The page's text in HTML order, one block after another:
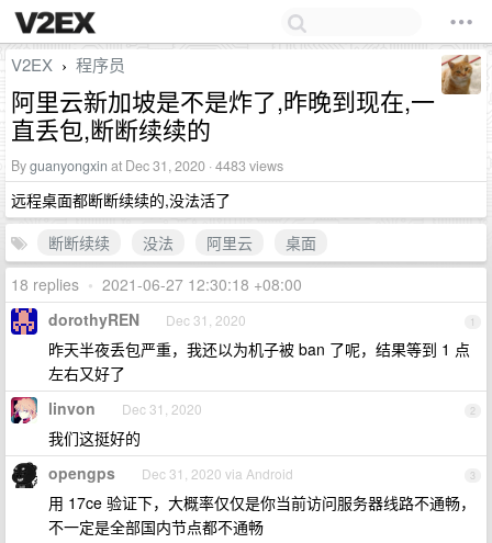
V2EX › 程序员
阿里云新加坡是不是炸了,昨晚到现在,一
直丢包,断断续续的
Byguanyongxin at Dec 31, 2020 · 4483 views
远程桌面都断断续续的,没法活了
断断续续
没法 阿里云
桌面
18 replies • 2021-06-27 12:30:18 +08:00
1
dorothyREN Dec 31, 2020
昨天半夜丢包严重，我还以为机子被 ban 了呢，结果等到 1 点
左右又好了
2
linvon Dec 31, 2020
我们这挺好的
3
opengps Dec 31, 2020 via Android
用 17ce 验证下，大概率仅仅是你当前访问服务器线路不通畅，
不一定是全部国内节点都不通畅